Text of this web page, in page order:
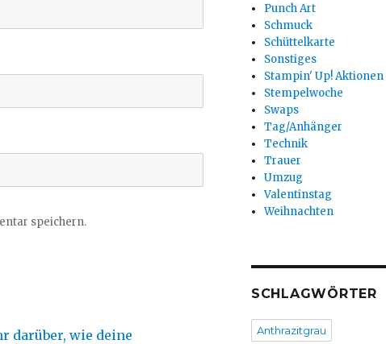
speichern.
darüber, wie deine
Punch Art
Schmuck
Schüttelkarte
Sonstiges
Stampin' Up! Aktionen
Stempelwoche
Swaps
Tag/Anhänger
Technik
Trauer
Umzug
Valentinstag
Weihnachten
SCHLAGWÖRTER
Anthrazitgrau